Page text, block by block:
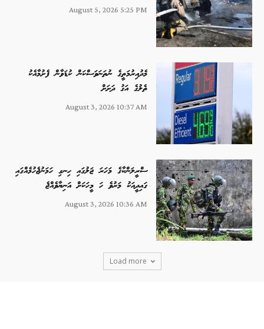
August 5, 2026 5:25 PM
މެދުއިރުމަތީގެ ނުތަނަވަސްކަން ކުޑަވާން ފެށުމާއެކު
ތެލުގެ އަގު ދަށަށް
August 3, 2026 10:37 AM
ސްރީލަންކާގެ މަހަރަ ޖަލުގައި ހިނގި ހަމަނުޖެހުމެއްގައި
ގައިދީއަކު މަރުވެ ހަ މީހަކަށް އަނިޔާވެއްޖެ
August 3, 2026 10:36 AM
Load more